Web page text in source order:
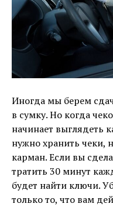
Иногда мы берем
в сумку. Но когда
начинает выглядеть
нужно хранить чеки,
карман. Если вы
тратить 30 минут
будет найти ключи.
только то, что вам